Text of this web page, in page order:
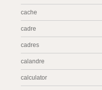
cache
cadre
cadres
calandre
calculator